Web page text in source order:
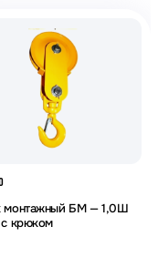
монтажный БМ — 1,0Ш
крюком